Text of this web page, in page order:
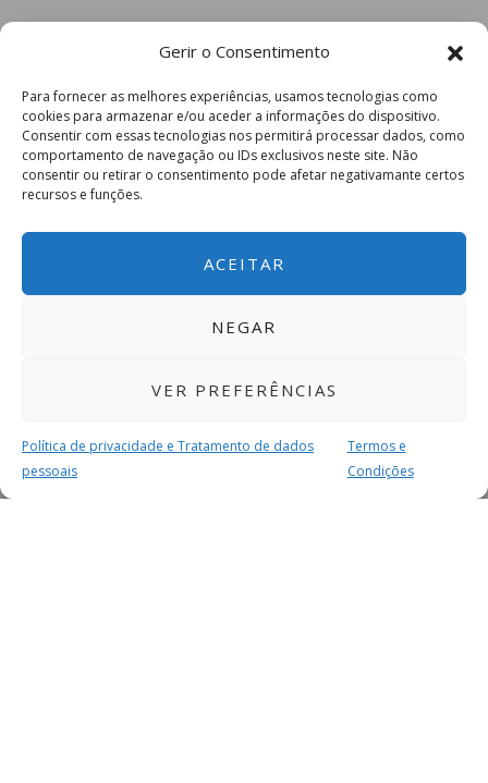
Gerir o Consentimento
Para fornecer as melhores experiências, usamos tecnologias como
cookies para armazenar e/ou aceder a informações do dispositivo.
Consentir com essas tecnologias nos permitirá processar dados, como
comportamento de navegação ou IDs exclusivos neste site. Não
consentir ou retirar o consentimento pode afetar negativamante certos
recursos e funções.
ACEITAR
NEGAR
VER PREFERÊNCIAS
Política de privacidade e Tratamento de dados
pessoais
Termos e
Condições